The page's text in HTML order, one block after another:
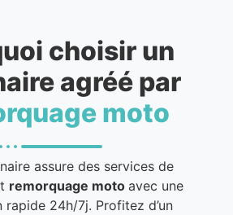
choisir un
agréé par
moto
assure des services de
remorquage motoavec une
rapide 24h/7j. Profitez d’un